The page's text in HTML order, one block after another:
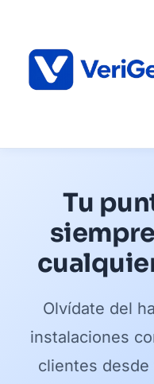
Tu
Olvídate del
instalaciones
clientes